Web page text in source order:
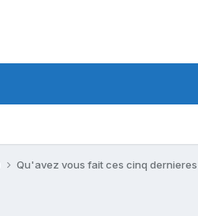
Qu'avez vous fait ces cinq dernieres